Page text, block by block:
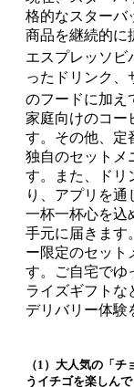
格的なスターバ
商品を継続的に
エスプレッソビ
ったドリンク、
のフードに加え
家庭向けのコー
す。その他、定
独自のセットメ
す。また、ドリ
り、アプリを
一杯一杯心を込
手元に届きます
ー限定のセット
す。ご自宅でゆ
ライズギフトな
デリバリー体験
（1）大人気の「
うイチゴを楽しんで